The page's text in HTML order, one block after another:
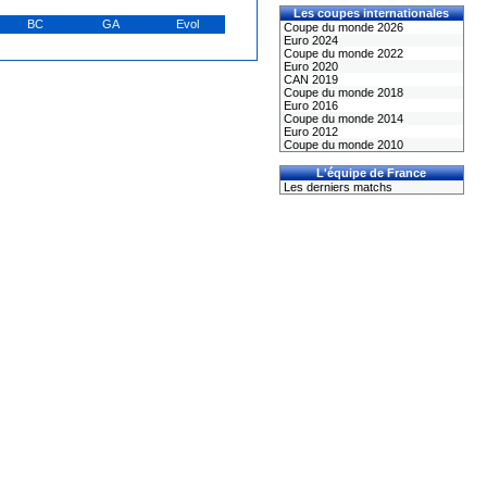
BC GA Evol
Les coupes internationales
Coupe du monde 2026
Euro 2024
Coupe du monde 2022
Euro 2020
CAN 2019
Coupe du monde 2018
Euro 2016
Coupe du monde 2014
Euro 2012
Coupe du monde 2010
L'équipe de France
Les derniers matchs